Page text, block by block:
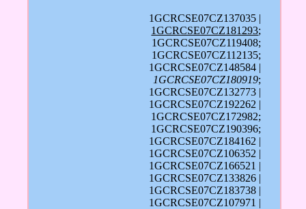
1GCRCSE07CZ137035 |
1GCRCSE07CZ181293;
1GCRCSE07CZ119408;
1GCRCSE07CZ112135;
1GCRCSE07CZ148584 |
1GCRCSE07CZ180919;
1GCRCSE07CZ132773 |
1GCRCSE07CZ192262 |
1GCRCSE07CZ172982;
1GCRCSE07CZ190396;
1GCRCSE07CZ184162 |
1GCRCSE07CZ106352 |
1GCRCSE07CZ166521 |
1GCRCSE07CZ133826 |
1GCRCSE07CZ183738 |
1GCRCSE07CZ107971 |